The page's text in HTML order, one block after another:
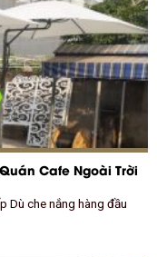
Cafe Ngoài Trời
Dù che nắng hàng đầu